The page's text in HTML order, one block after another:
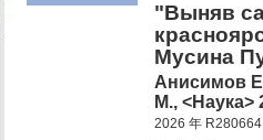
"Выняв
Мусина
Анисимов
М., <Наука>
2026 年 R280664